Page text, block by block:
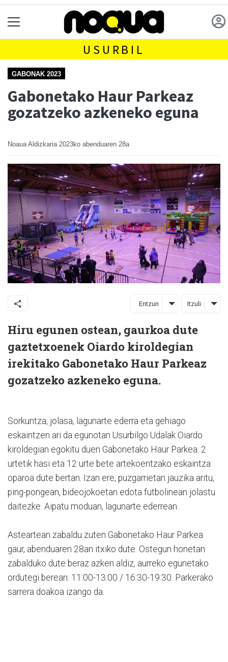
USURBIL
GABONAK 2023
Gabonetako Haur Parkeaz
gozatzeko azkeneko eguna
Noaua Aldizkaria 2023ko abenduaren 28a
Entzun Itzuli
Hiru egunen ostean, gaurkoa dute
gaztetxoenek Oiardo kiroldegian
irekitako Gabonetako Haur Parkeaz
gozatzeko azkeneko eguna.
Sorkuntza, jolasa, lagunarte ederra eta gehiago
eskaintzen ari da egunotan Usurbilgo Udalak Oiardo
kiroldegian egokitu duen Gabonetako Haur Parkea. 2
urtetik hasi eta 12 urte bete artekoentzako eskaintza
oparoa dute bertan. Izan ere, puzgarrietan jauzika aritu,
ping-pongean, bideojokoetan edota futbolinean jolastu
daitezke. Aipatu moduan, lagunarte ederrean.
Asteartean zabaldu zuten Gabonetako Haur Parkea
gaur, abenduaren 28an itxiko dute. Ostegun honetan
zabalduko dute beraz azken aldiz, aurreko egunetako
ordutegi berean: 11:00-13:00 / 16:30-19:30. Parkerako
sarrera doakoa izango da.